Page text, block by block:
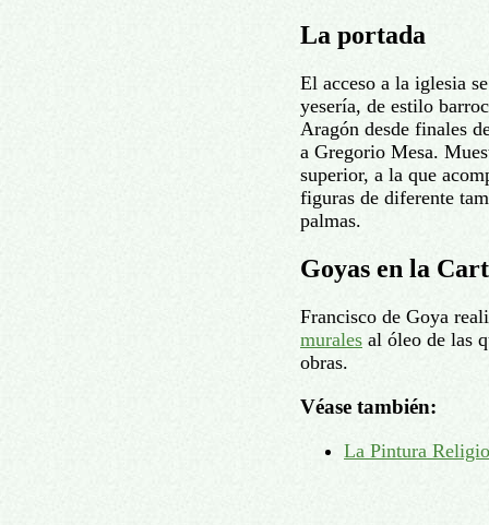
La portada
El acceso a la iglesia
yesería, de estilo
Aragón desde finales
a Gregorio Mesa.
superior, a la que
figuras de diferente
palmas.
Goyas en la
Francisco de Goya
murales al óleo de las
obras.
Véase también:
La Pintura